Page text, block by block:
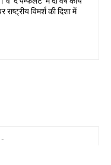
विमर्श की दिशा में
-